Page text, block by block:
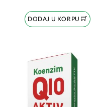
DODAJ U KORPU